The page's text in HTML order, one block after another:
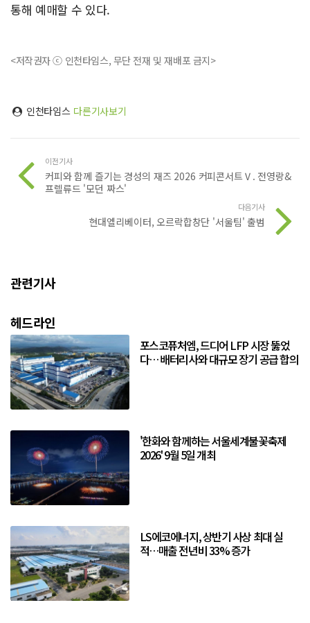
통해 예매할 수 있다.
<저작권자 ⓒ 인천타임스, 무단 전재 및 재배포 금지>
인천타임스 다른기사보기
이전기사
커피와 함께 즐기는 경성의 재즈 2026 커피콘서트Ⅴ. 전영랑&
프렐류드 '모던 짜스'
다음기사
현대엘리베이터, 오르락합창단 '서울팀' 출범
관련기사
헤드라인
포스코퓨처엠, 드디어 LFP 시장 뚫었
다… 배터리사와 대규모 장기 공급 합의
'한화와 함께하는 서울세계불꽃축제
2026' 9월 5일 개최
LS에코에너지, 상반기 사상 최대 실
적…매출 전년비 33% 증가